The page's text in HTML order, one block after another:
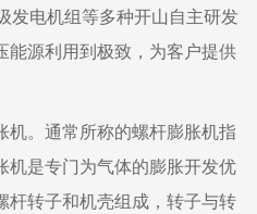
发电机组等多种开山自主研发
能源利用到极致，为客户提供
机。通常所称的螺杆膨胀机指
机是专门为气体的膨胀开发优
杆转子和机壳组成，转子与转